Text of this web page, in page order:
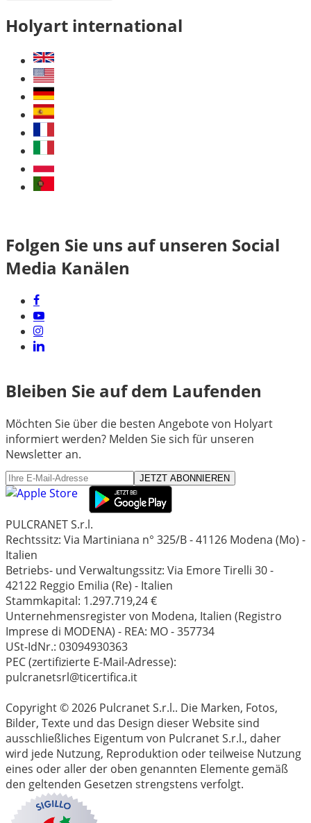
Holyart international
Folgen Sie uns auf unseren Social
Media Kanälen
Bleiben Sie auf dem Laufenden
Möchten Sie über die besten Angebote von Holyart
informiert werden? Melden Sie sich für unseren
Newsletter an.
JETZT ABONNIEREN
PULCRANET S.r.l.
Rechtssitz: Via Martiniana n° 325/B - 41126 Modena (Mo) -
Italien
Betriebs- und Verwaltungssitz: Via Emore Tirelli 30 -
42122 Reggio Emilia (Re) - Italien
Stammkapital: 1.297.719,24 €
Unternehmensregister von Modena, Italien (Registro
Imprese di MODENA) - REA: MO - 357734
USt-IdNr.: 03094930363
PEC (zertifizierte E-Mail-Adresse):
pulcranetsrl@ticertifica.it
Copyright © 2026 Pulcranet S.r.l.. Die Marken, Fotos,
Bilder, Texte und das Design dieser Website sind
ausschließliches Eigentum von Pulcranet S.r.l., daher
wird jede Nutzung, Reproduktion oder teilweise Nutzung
eines oder aller der oben genannten Elemente gemäß
den geltenden Gesetzen strengstens verfolgt.